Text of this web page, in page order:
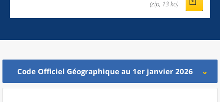
(zip, 13 ko)
Code Officiel Géographique au 1er janvier 2026